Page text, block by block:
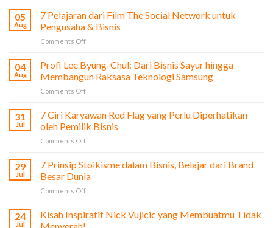
05
Aug
7 Pelajaran dari Film The Social Network untuk
Pengusaha & Bisnis
Comments Offon
Pelajaran
dari
Film
The
Network
untuk
04
Aug
Profi Lee Byung-Chul: Dari Bisnis Sayur hingga
Membangun Raksasa Teknologi Samsung
Comments Offon
Chul:
Dari
Sayur
Samsung
31
Jul
7 Ciri Karyawan Red Flag yang Perlu Diperhatikan
oleh Pemilik Bisnis
Comments Offon
Ciri
Red
Flag
Perlu
29
Jul
7 Prinsip Stoikisme dalam Bisnis, Belajar dari Brand
Besar Dunia
Comments Offon
Prinsip
24
Jul
Kisah Inspiratif Nick Vujicic yang Membuatmu Tidak